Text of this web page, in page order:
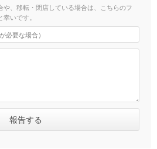
や、移転・閉店している場合は、こちらのフ
いです。